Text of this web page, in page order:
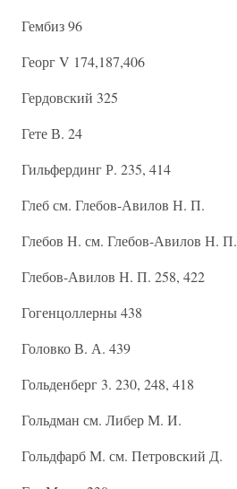
Гембиз 96
Георг V 174,187,406
Гердовский 325
Гете В. 24
Гильфердинг Р. 235, 414
Глеб см. Глебов-Авилов Н. П.
Глебов Н. см. Глебов-Авилов Н. П.
Глебов-Авилов Н. П. 258, 422
Гогенцоллерны 438
Головко В. А. 439
Гольденберг 3. 230, 248, 418
Гольдман см. Либер М. И.
Гольдфарб М. см. Петровский Д.